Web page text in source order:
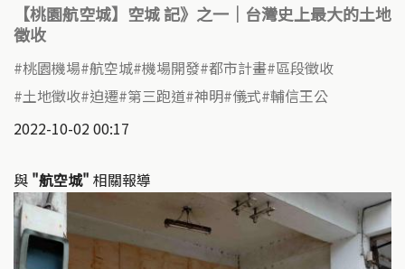
【桃園航空城】空城 記》之一｜台灣史上最大的土地
徵收
桃園機場 航空城 機場開發 都市計畫 區段徵收
土地徵收 迫遷 第三跑道 神明 儀式 輔信王公
2022-10-02 00:17
與 "航空城" 相關報導